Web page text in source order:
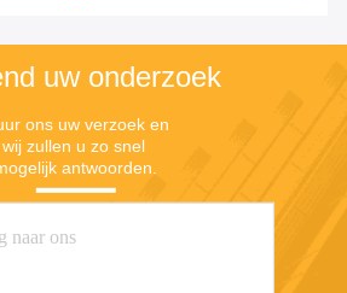
uw onderzoek
ons uw verzoek en
wij zullen u zo snel
antwoorden.